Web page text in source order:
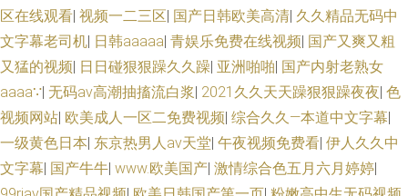
区在线观看| 视频一二三区| 国产日韩欧美高清| 久久精品无码中
文字幕老司机| 日韩aaaaa| 青娱乐免费在线视频| 国产又爽又粗
又猛的视频| 日日碰狠狠躁久久躁| 亚洲啪啪| 国产内射老熟女
aaaa∵| 无码av高潮抽搐流白浆| 2021久久天天躁狠狠躁夜夜| 色
视频网站| 欧美成人一区二免费视频| 综合久久—本道中文字幕|
一级黄色日本| 东京热男人av天堂| 午夜视频免费看| 伊人久久中
文字幕| 国产牛牛| www.欧美国产| 激情综合色五月六月婷婷|